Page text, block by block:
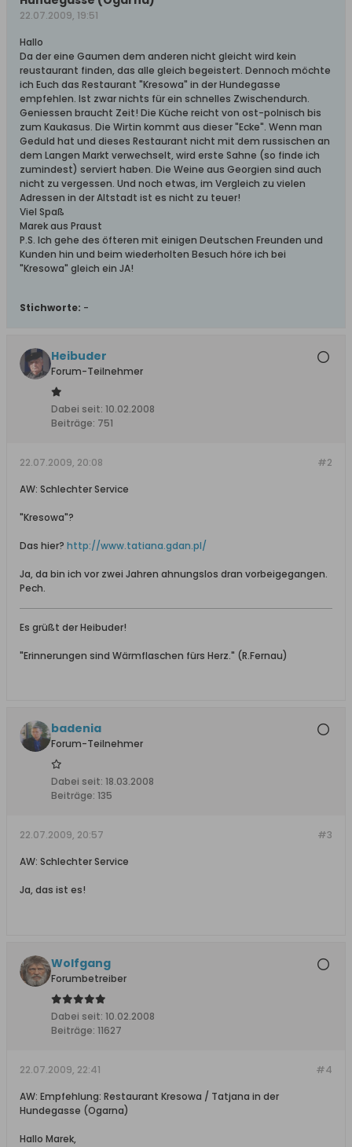
22.07.2009, 19:51
Hallo
Da der eine Gaumen dem anderen nicht gleicht wird kein
reustaurant finden, das alle gleich begeistert. Dennoch möchte
ich Euch das Restaurant "Kresowa" in der Hundegasse
empfehlen. Ist zwar nichts für ein schnelles Zwischendurch.
Geniessen braucht Zeit! Die Küche reicht von ost-polnisch bis
zum Kaukasus. Die Wirtin kommt aus dieser "Ecke". Wenn man
Geduld hat und dieses Restaurant nicht mit dem russischen an
dem Langen Markt verwechselt, wird erste Sahne (so finde ich
zumindest) serviert haben. Die Weine aus Georgien sind auch
nicht zu vergessen. Und noch etwas, im Vergleich zu vielen
Adressen in der Altstadt ist es nicht zu teuer!
Viel Spaß
Marek aus Praust
P.S. Ich gehe des öfteren mit einigen Deutschen Freunden und
Kunden hin und beim wiederholten Besuch höre ich bei
"Kresowa" gleich ein JA!
Stichworte: -
Heibuder
Forum-Teilnehmer
Dabei seit: 10.02.2008
Beiträge: 751
#2
22.07.2009, 20:08
AW: Schlechter Service
"Kresowa"?
Das hier? http://www.tatiana.gdan.pl/
Ja, da bin ich vor zwei Jahren ahnungslos dran vorbeigegangen.
Pech.
Es grüßt der Heibuder!
"Erinnerungen sind Wärmflaschen fürs Herz." (R.Fernau)
badenia
Forum-Teilnehmer
Dabei seit: 18.03.2008
Beiträge: 135
#3
22.07.2009, 20:57
AW: Schlechter Service
Ja, das ist es!
Wolfgang
Forumbetreiber
Dabei seit: 10.02.2008
Beiträge: 11627
#4
22.07.2009, 22:41
AW: Empfehlung: Restaurant Kresowa / Tatjana in der
Hundegasse (Ogarna)
Hallo Marek,